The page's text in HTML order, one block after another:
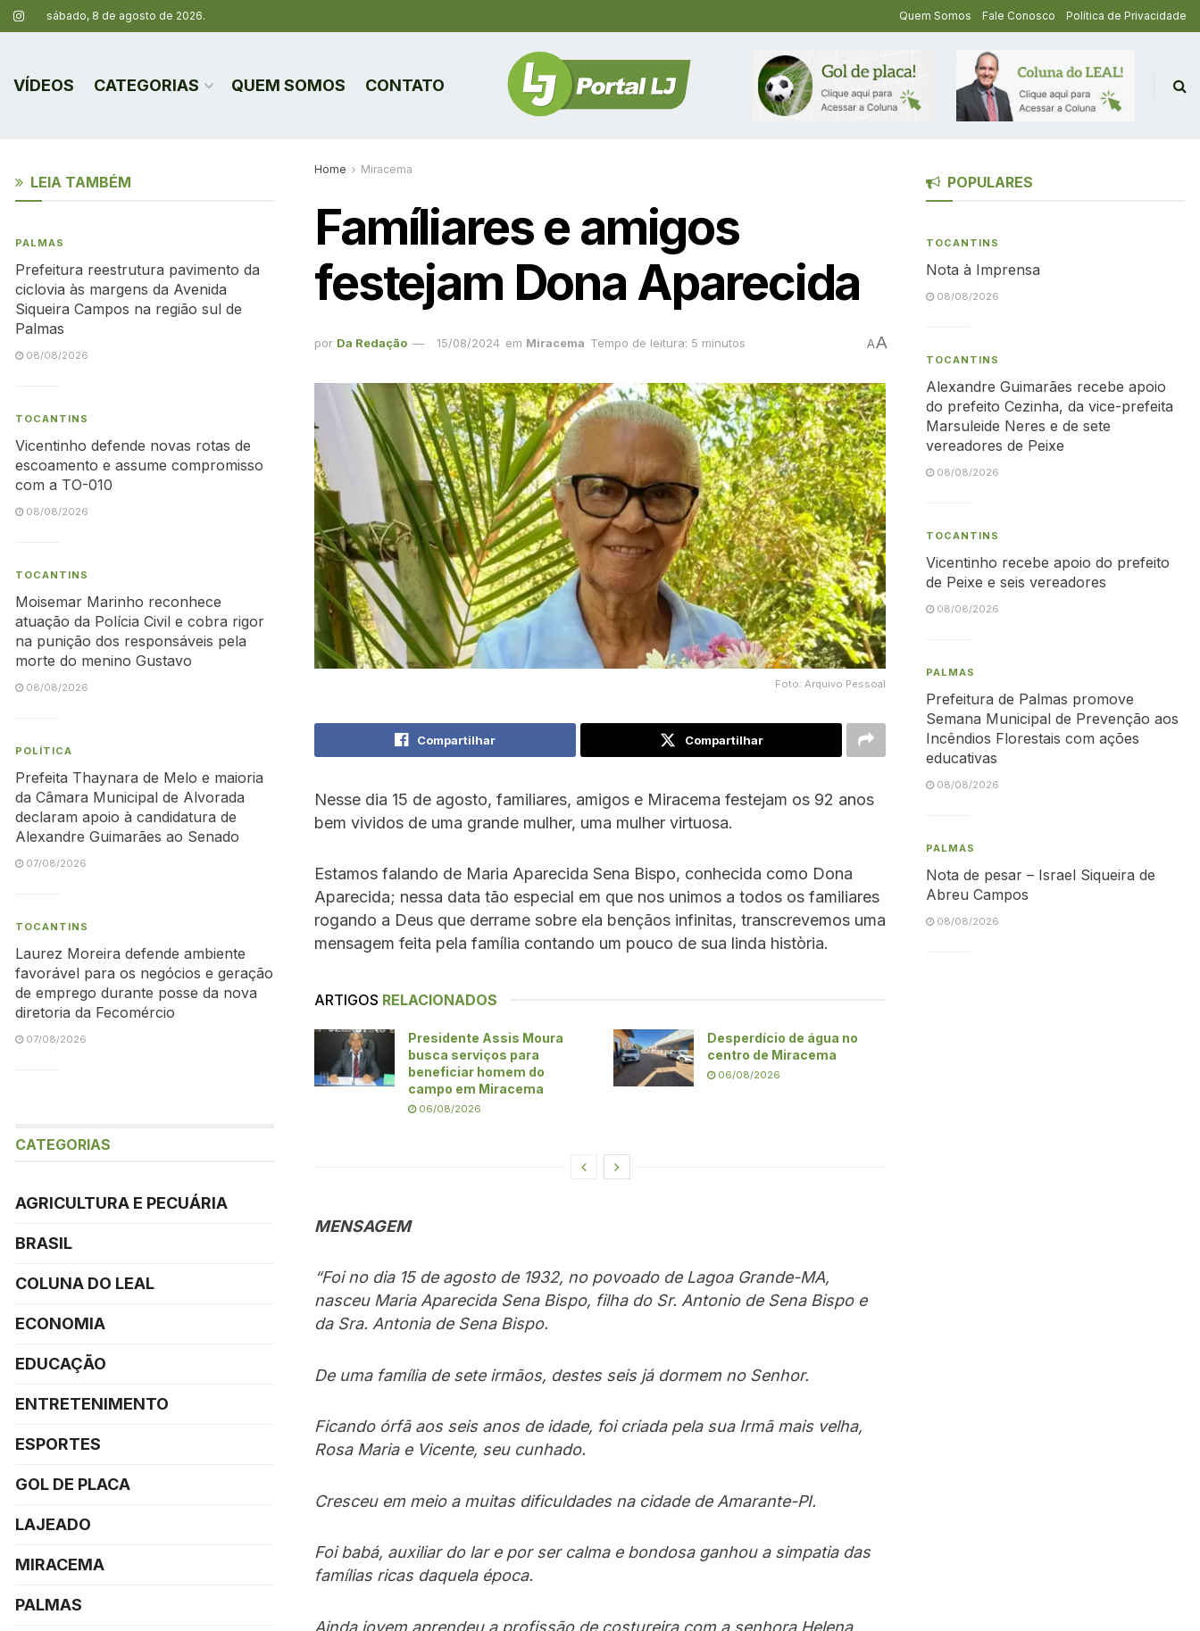
sábado, 8 de agosto de 2026. Quem Somos Fale Conosco Política de Privacidade
VÍDEOS CATEGORIAS QUEM SOMOS CONTATO
Home Miracema
Famíliares e amigos
festejam Dona Aparecida
por Da Redação 15/08/2024 em Miracema Tempo de leitura: 5 minutos AA
Foto: Arquivo Pessoal
Compartilhar Compartilhar
Nesse dia 15 de agosto, familiares, amigos e Miracema festejam os 92 anos
bem vividos de uma grande mulher, uma mulher virtuosa.
Estamos falando de Maria Aparecida Sena Bispo, conhecida como Dona
Aparecida; nessa data tão especial em que nos unimos a todos os familiares
rogando a Deus que derrame sobre ela bençãos infinitas, transcrevemos uma
mensagem feita pela família contando um pouco de sua linda història.
ARTIGOS RELACIONADOS
Presidente Assis Moura
busca serviços para
beneficiar homem do
campo em Miracema
06/08/2026
Desperdício de água no
centro de Miracema
06/08/2026
MENSAGEM
“Foi no dia 15 de agosto de 1932, no povoado de Lagoa Grande-MA,
nasceu Maria Aparecida Sena Bispo, filha do Sr. Antonio de Sena Bispo e
da Sra. Antonia de Sena Bispo.
De uma família de sete irmãos, destes seis já dormem no Senhor.
Ficando órfã aos seis anos de idade, foi criada pela sua Irmã mais velha,
Rosa Maria e Vicente, seu cunhado.
Cresceu em meio a muitas dificuldades na cidade de Amarante-PI.
Foi babá, auxiliar do lar e por ser calma e bondosa ganhou a simpatia das
famílias ricas daquela época.
Ainda jovem aprendeu a profissão de costureira com a senhora Helena
LEIA TAMBÉM
PALMAS
Prefeitura reestrutura pavimento da
ciclovia às margens da Avenida
Siqueira Campos na região sul de
Palmas
08/08/2026
TOCANTINS
Vicentinho defende novas rotas de
escoamento e assume compromisso
com a TO-010
08/08/2026
TOCANTINS
Moisemar Marinho reconhece
atuação da Polícia Civil e cobra rigor
na punição dos responsáveis pela
morte do menino Gustavo
08/08/2026
POLÍTICA
Prefeita Thaynara de Melo e maioria
da Câmara Municipal de Alvorada
declaram apoio à candidatura de
Alexandre Guimarães ao Senado
07/08/2026
TOCANTINS
Laurez Moreira defende ambiente
favorável para os negócios e geração
de emprego durante posse da nova
diretoria da Fecomércio
07/08/2026
CATEGORIAS
AGRICULTURA E PECUÁRIA
BRASIL
COLUNA DO LEAL
ECONOMIA
EDUCAÇÃO
ENTRETENIMENTO
ESPORTES
GOL DE PLACA
LAJEADO
MIRACEMA
PALMAS
POPULARES
TOCANTINS
Nota à Imprensa
08/08/2026
TOCANTINS
Alexandre Guimarães recebe apoio
do prefeito Cezinha, da vice-prefeita
Marsuleide Neres e de sete
vereadores de Peixe
08/08/2026
TOCANTINS
Vicentinho recebe apoio do prefeito
de Peixe e seis vereadores
08/08/2026
PALMAS
Prefeitura de Palmas promove
Semana Municipal de Prevenção aos
Incêndios Florestais com ações
educativas
08/08/2026
PALMAS
Nota de pesar – Israel Siqueira de
Abreu Campos
08/08/2026